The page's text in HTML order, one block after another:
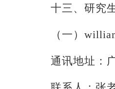
十三、研究
（一）
通讯地址：